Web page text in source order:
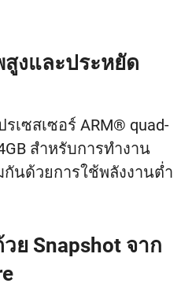
งและประหยัด
เซสเซอร์ ARM® quad-
สำหรับการทำงาน
นด้วยการใช้พลังงานต่ำ
ย Snapshot จาก